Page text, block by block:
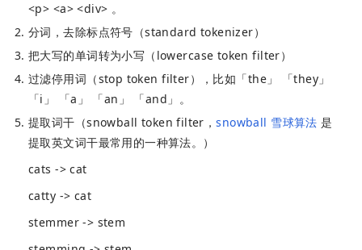
<p> <a> <div> 。
分词，去除标点符号（standard tokenizer）
把大写的单词转为小写（lowercase token filter）
过滤停用词（stop token filter），比如「the」 「they」
「i」 「a」 「an」 「and」。
提取词干（snowball token filter，snowball 雪球算法是
提取英文词干最常用的一种算法。）
cats -> cat
catty -> cat
stemmer -> stem